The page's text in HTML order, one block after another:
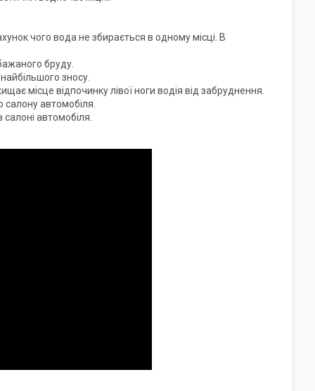
чого вода не збирається в одному місці. В
бруду.
зносу.
місце відпочинку лівої ноги водія від забруднення.
автомобіля.
салоні автомобіля.